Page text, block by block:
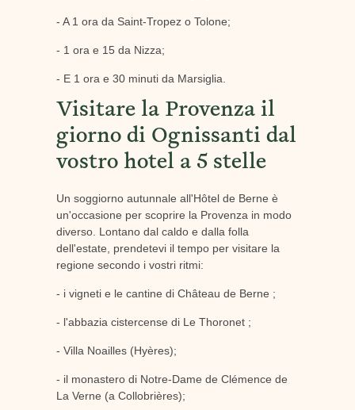
- A 1 ora da Saint-Tropez o Tolone;
- 1 ora e 15 da Nizza;
- E 1 ora e 30 minuti da Marsiglia.
Visitare la Provenza il
giorno di Ognissanti dal
vostro hotel a 5 stelle
Un soggiorno autunnale all'Hôtel de Berne è
un'occasione per scoprire la Provenza in modo
diverso. Lontano dal caldo e dalla folla
dell'estate, prendetevi il tempo per visitare la
regione secondo i vostri ritmi:
- i vigneti e le cantine di Château de Berne ;
- l'abbazia cistercense di Le Thoronet ;
- Villa Noailles (Hyères);
- il monastero di Notre-Dame de Clémence de
La Verne (a Collobrières);